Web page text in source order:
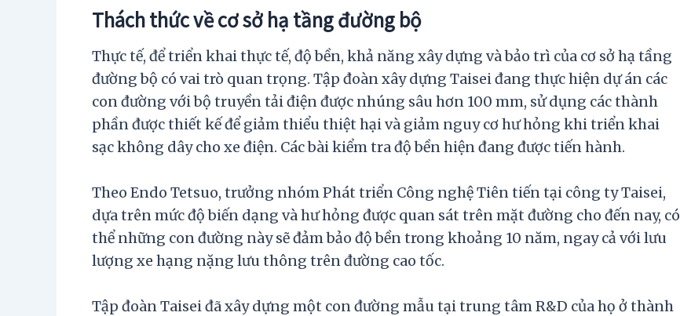
Thách thức về cơ sở hạ tầng đường bộ
Thực tế, để triển khai thực tế, độ bền, khả năng xây dựng và bảo trì của cơ sở hạ tầng
đường bộ có vai trò quan trọng. Tập đoàn xây dựng Taisei đang thực hiện dự án các
con đường với bộ truyền tải điện được nhúng sâu hơn 100 mm, sử dụng các thành
phần được thiết kế để giảm thiểu thiệt hại và giảm nguy cơ hư hỏng khi triển khai
sạc không dây cho xe điện. Các bài kiểm tra độ bền hiện đang được tiến hành.
Theo Endo Tetsuo, trưởng nhóm Phát triển Công nghệ Tiên tiến tại công ty Taisei,
dựa trên mức độ biến dạng và hư hỏng được quan sát trên mặt đường cho đến nay, có
thể những con đường này sẽ đảm bảo độ bền trong khoảng 10 năm, ngay cả với lưu
lượng xe hạng nặng lưu thông trên đường cao tốc.
Tập đoàn Taisei đã xây dựng một con đường mẫu tại trung tâm R&D của họ ở thành